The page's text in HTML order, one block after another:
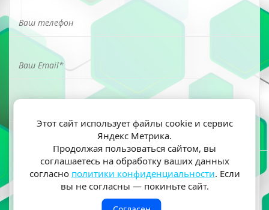
Я ознакомлен(а) и согласен(на) на обработку моих
персональных данных согласно политики
конфиденциальности
Этот сайт использует файлы cookie и сервис
Яндекс Метрика.
Продолжая пользоваться сайтом, вы
соглашаетесь на обработку ваших данных
согласно политики конфиденциальности. Если
вы не согласны — покиньте сайт.